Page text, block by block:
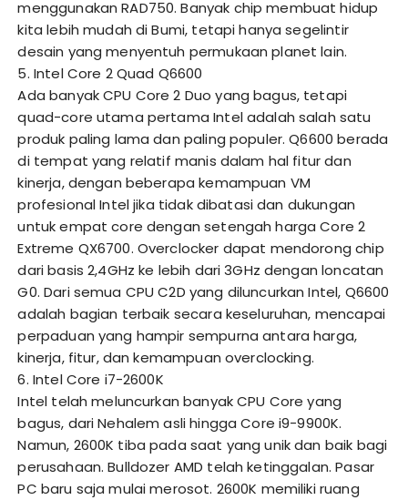
menggunakan RAD750. Banyak chip membuat hidup
kita lebih mudah di Bumi, tetapi hanya segelintir
desain yang menyentuh permukaan planet lain.
5. Intel Core 2 Quad Q6600
Ada banyak CPU Core 2 Duo yang bagus, tetapi
quad-core utama pertama Intel adalah salah satu
produk paling lama dan paling populer. Q6600 berada
di tempat yang relatif manis dalam hal fitur dan
kinerja, dengan beberapa kemampuan VM
profesional Intel jika tidak dibatasi dan dukungan
untuk empat core dengan setengah harga Core 2
Extreme QX6700. Overclocker dapat mendorong chip
dari basis 2,4GHz ke lebih dari 3GHz dengan loncatan
G0. Dari semua CPU C2D yang diluncurkan Intel, Q6600
adalah bagian terbaik secara keseluruhan, mencapai
perpaduan yang hampir sempurna antara harga,
kinerja, fitur, dan kemampuan overclocking.
6. Intel Core i7-2600K
Intel telah meluncurkan banyak CPU Core yang
bagus, dari Nehalem asli hingga Core i9-9900K.
Namun, 2600K tiba pada saat yang unik dan baik bagi
perusahaan. Bulldozer AMD telah ketinggalan. Pasar
PC baru saja mulai merosot. 2600K memiliki ruang